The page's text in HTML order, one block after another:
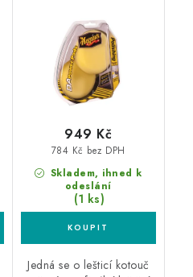
kotoučů
Skladem, ihned k
odeslání
(1 ks)
784 Kč bez DPH
949 Kč
Jedná se o lešticí kotouč